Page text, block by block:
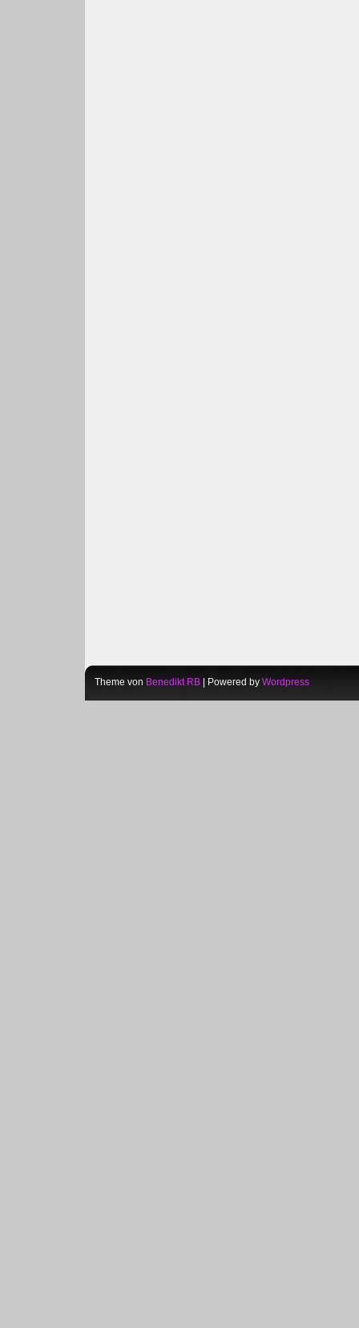
Theme von Benedikt RB | Powered by Wordpress